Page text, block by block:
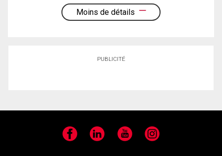
Moins de détails
PUBLICITÉ
Facebook LinkedIn YouTube Instagram